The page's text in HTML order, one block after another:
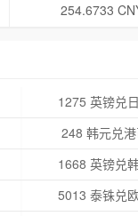
254.6733
1275 英镑兑
248 韩元兑
1668 英镑兑
5013 泰铢兑